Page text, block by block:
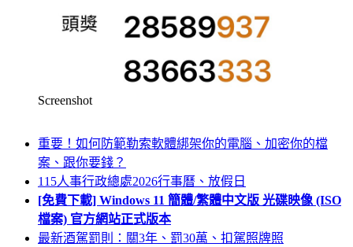
Screenshot
重要！如何防範勒索軟體綁架你的電腦、加密你的檔
案、跟你要錢？
115人事行政總處2026行事曆、放假日
[免費下載] Windows 11 簡體/繁體中文版 光碟映像 (ISO
檔案) 官方網站正式版本
最新酒駕罰則：關3年、罰30萬、扣駕照牌照